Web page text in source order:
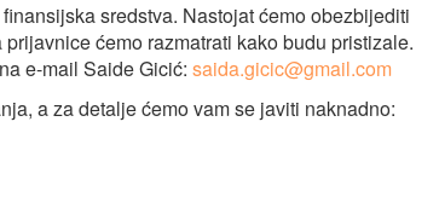
sredstva. Nastojat ćemo obezbijediti
ćemo razmatrati kako budu pristizale.
e-mail Saide Gicić: saida.gicic@gmail.com
a za detalje ćemo vam se javiti naknadno: